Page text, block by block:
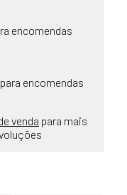
encomendas
encomendas
venda para mais